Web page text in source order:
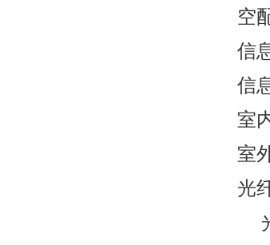
空
信
信
室
室
光